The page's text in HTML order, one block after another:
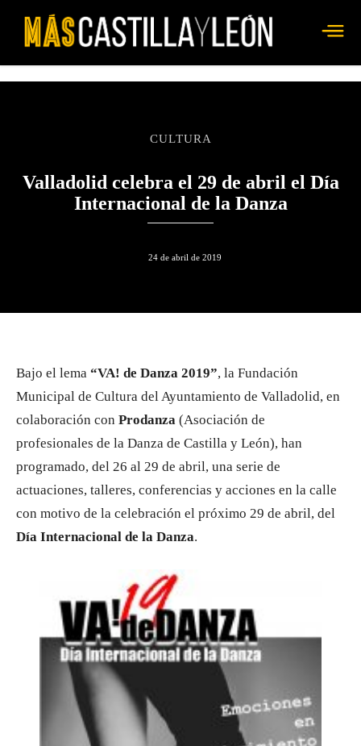
CULTURA
Valladolid celebra el 29 de abril el Día
Internacional de la Danza
24 de abril de 2019
Bajo el lema “VA! de Danza 2019”, la Fundación
Municipal de Cultura del Ayuntamiento de Valladolid, en
colaboración con Prodanza (Asociación de
profesionales de la Danza de Castilla y León), han
programado, del 26 al 29 de abril, una serie de
actuaciones, talleres, conferencias y acciones en la calle
con motivo de la celebración el próximo 29 de abril, del
Día Internacional de la Danza.